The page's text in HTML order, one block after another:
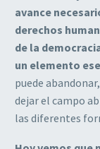
avance
derechos
de la
un elemento
puede
dejar el campo
las diferentes